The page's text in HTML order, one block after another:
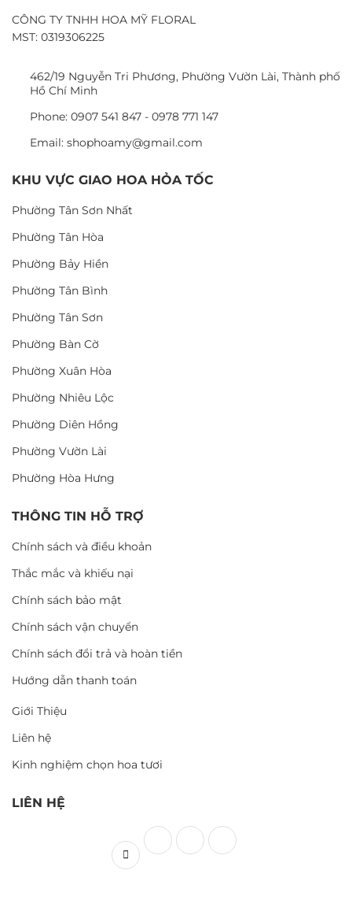
CÔNG TY TNHH HOA MỸ FLORAL
MST: 0319306225
462/19 Nguyễn Tri Phương, Phường Vườn Lài, Thành phố
Hồ Chí Minh
Phone: 0907 541 847 - 0978 771 147
Email: shophoamy@gmail.com
KHU VỰC GIAO HOA HỎA TỐC
Phường Tân Sơn Nhất
Phường Tân Hòa
Phường Bảy Hiền
Phường Tân Bình
Phường Tân Sơn
Phường Bàn Cờ
Phường Xuân Hòa
Phường Nhiêu Lộc
Phường Diên Hồng
Phường Vườn Lài
Phường Hòa Hưng
THÔNG TIN HỖ TRỢ
Chính sách và điều khoản
Thắc mắc và khiếu nại
Chính sách bảo mật
Chính sách vận chuyển
Chính sách đổi trả và hoàn tiền
Hướng dẫn thanh toán
Giới Thiệu
Liên hệ
Kinh nghiệm chọn hoa tươi
LIÊN HỆ